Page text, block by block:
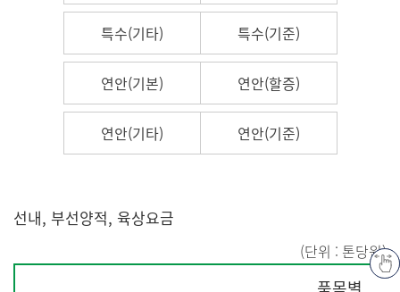
특수(기타) 특수(기준)
연안(기본) 연안(할증)
연안(기타) 연안(기준)
선내, 부선양적, 육상요금
(단위 : 톤당원)